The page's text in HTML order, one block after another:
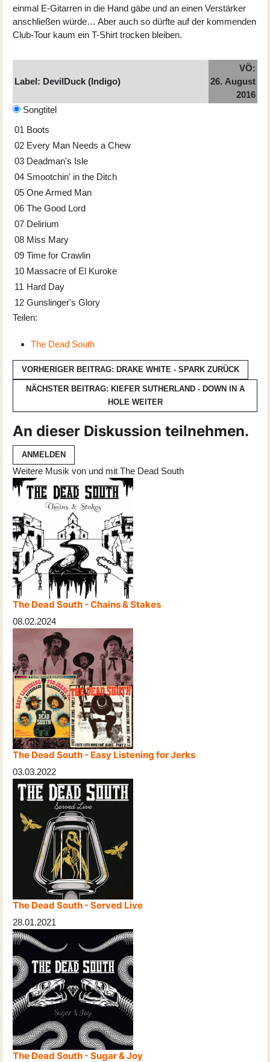
einmal E-Gitarren in die Hand gäbe und an einen Verstärker
anschließen würde… Aber auch so dürfte auf der kommenden
Club-Tour kaum ein T-Shirt trocken bleiben.
Label: DevilDuck (Indigo)
VÖ:
26. August
2016
Songtitel
01 Boots
02 Every Man Needs a Chew
03 Deadman's Isle
04 Smootchin' in the Ditch
05 One Armed Man
06 The Good Lord
07 Delirium
08 Miss Mary
09 Time for Crawlin
10 Massacre of El Kuroke
11 Hard Day
12 Gunslinger's Glory
Teilen:
The Dead South
VORHERIGER BEITRAG: DRAKE WHITE - SPARK ZURÜCK
NÄCHSTER BEITRAG: KIEFER SUTHERLAND - DOWN IN A
HOLE WEITER
An dieser Diskussion teilnehmen.
ANMELDEN
Weitere Musik von und mit The Dead South
The Dead South - Chains & Stakes
08.02.2024
The Dead South - Easy Listening for Jerks
03.03.2022
The Dead South - Served Live
28.01.2021
The Dead South - Sugar & Joy